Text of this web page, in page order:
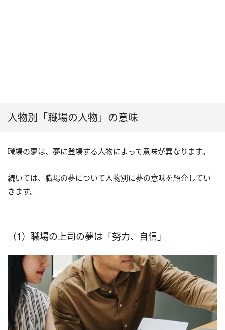
人物別「職場の人物」の意味
職場の夢は、夢に登場する人物によって意味が異なります。
続いては、職場の夢について人物別に夢の意味を紹介してい
きます。
（1）職場の上司の夢は「努力、自信」